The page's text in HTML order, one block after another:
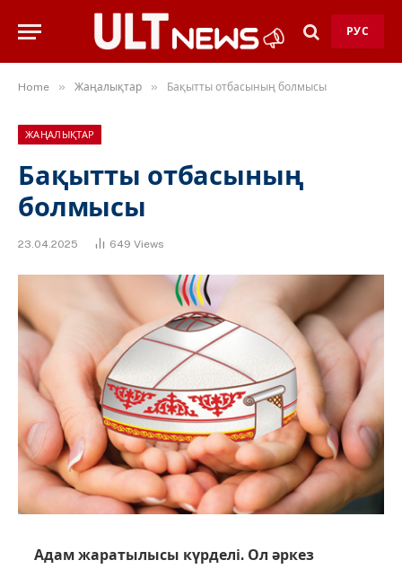
РУС
Home » Жаңалықтар » Бақытты отбасының болмысы
ЖАҢАЛЫҚТАР
Бақытты отбасының
болмысы
23.04.2025 649 Views
Адам жаратылысы күрделі. Ол әркез